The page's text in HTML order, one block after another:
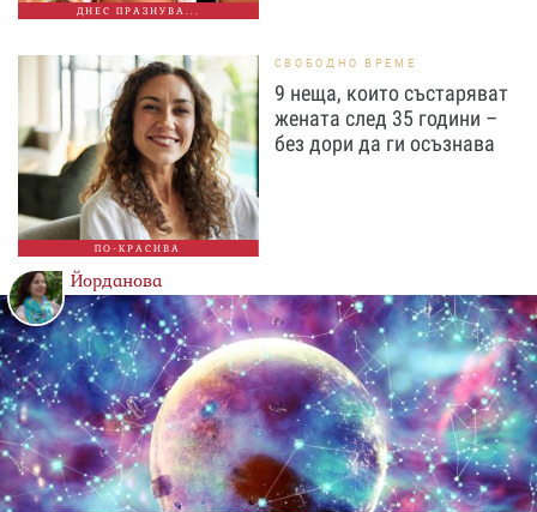
ДНЕС ПРАЗНУВА...
ПО-КРАСИВА
СВОБОДНО ВРЕМЕ
9 неща, които състаряват
жената след 35 години –
без дори да ги осъзнава
Йорданова